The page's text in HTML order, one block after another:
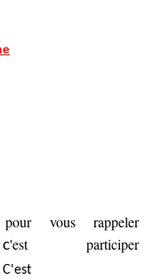
vous rappeler
c'est participer